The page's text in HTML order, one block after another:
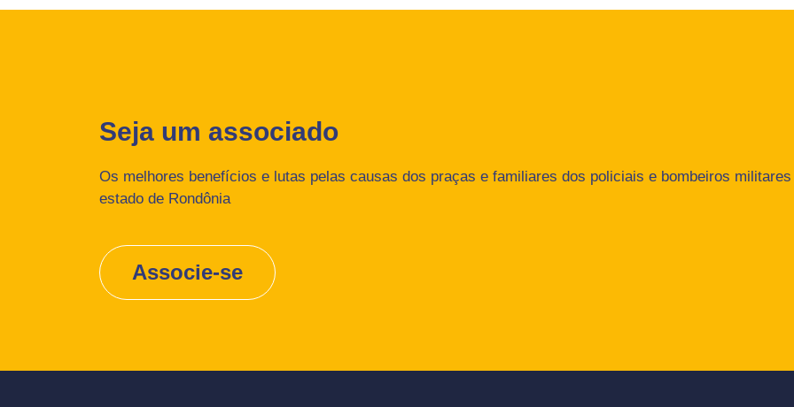
Seja um associado
Os melhores benefícios e lutas pelas causas dos praças e familiares dos policiais e bombeiros militares
estado de Rondônia
Associe-se